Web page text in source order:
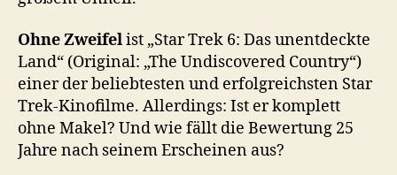
Ohne Zweifelist „Star Trek 6: Das unentdeckte
Land“ (Original: „The Undiscovered Country“)
einer der beliebtesten und erfolgreichsten Star
Trek-Kinofilme. Allerdings: Ist er komplett
ohne Makel? Und wie fällt die Bewertung 25
Jahre nach seinem Erscheinen aus?